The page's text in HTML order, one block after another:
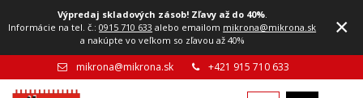
Výpredaj skladových zásob! Zľavy až do 40%.
Informácie na tel. č.:0915 710 633 alebo emailom mikrona@mikrona.sk
a nakúpte vo veľkom so zľavou až 40%
×
mikrona@mikrona.sk +421 915 710 633